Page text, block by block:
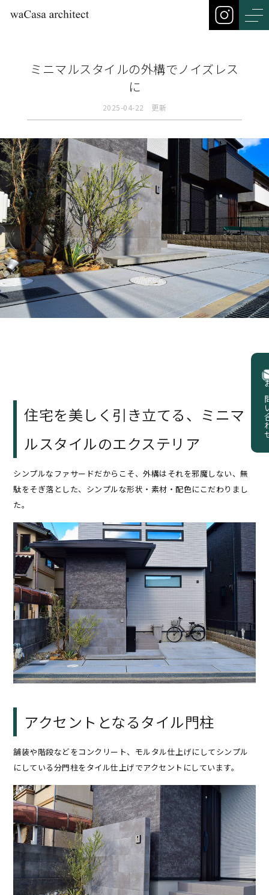
お
ミニマルスタイルの外構でノイズレス
に
2025-04-22 更新
住宅を美しく引き立てる、ミニマ
ルスタイルのエクステリア
シンプルなファサードだからこそ、外構はそれを邪魔しない、無
駄をそぎ落とした、シンプルな形状・素材・配色にこだわりまし
た。
アクセントとなるタイル門柱
舗装や階段などをコンクリート、モルタル仕上げにしてシンプル
にしている分門柱をタイル仕上げでアクセントにしています。